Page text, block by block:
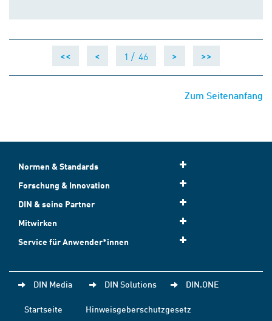
<< < 1 / 46 > >>
Zum Seitenanfang
Normen & Standards
Forschung & Innovation
DIN & seine Partner
Mitwirken
Service für Anwender*innen
DIN Media DIN Solutions DIN.ONE
Startseite
Hinweisgeberschutzgesetz